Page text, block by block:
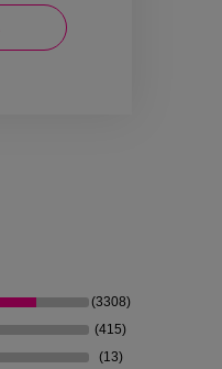
(3308)
(415)
(13)